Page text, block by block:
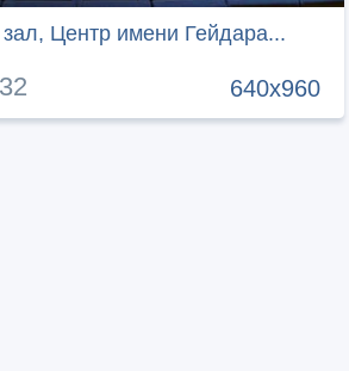
Центр имени Гейдара...
640x960